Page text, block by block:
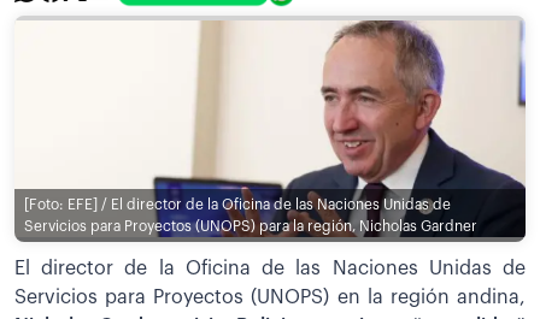
[Foto: EFE] / El director de la Oficina de las Naciones Unidas de
Servicios para Proyectos (UNOPS) para la región, Nicholas Gardner
El director de la Oficina de las Naciones Unidas de
Servicios para Proyectos (UNOPS) en la región andina,